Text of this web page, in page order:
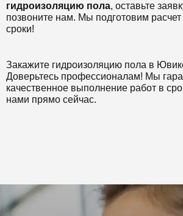
гидроизоляцию пола, оставьте
позвоните нам. Мы подготовим
сроки!
Закажите гидроизоляцию пола в
Доверьтесь профессионалам! Мы
качественное выполнение работ в
нами прямо сейчас.